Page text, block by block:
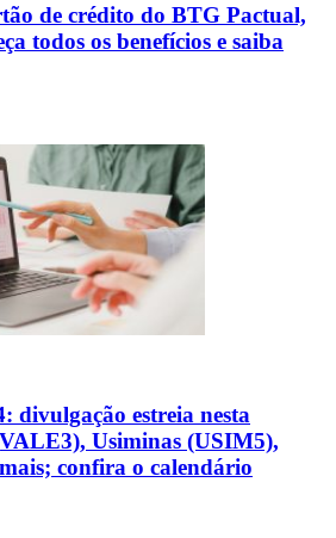
de crédito do BTG Pactual,
todos os benefícios e saiba
divulgação estreia nesta
Usiminas (USIM5),
confira o calendário